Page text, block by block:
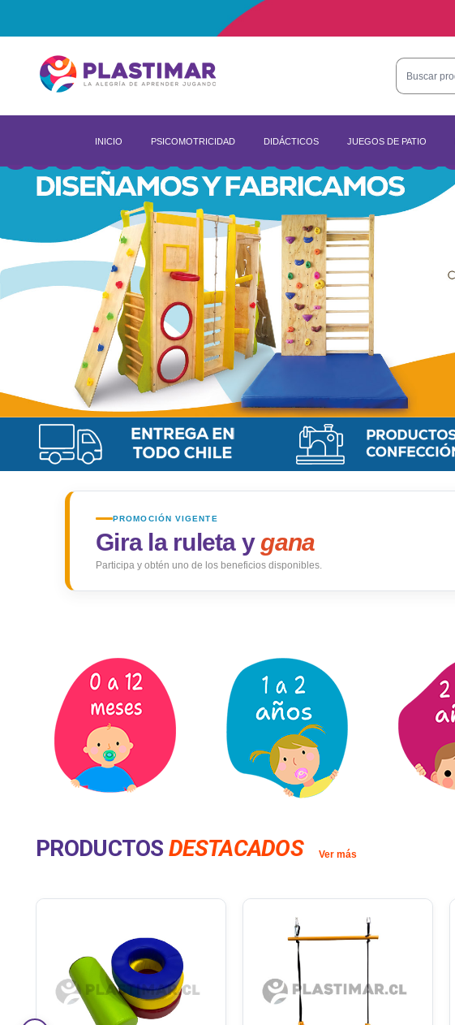
INICIO PSICOMOTRICIDAD DIDÁCTICOS JUEGOS DE PATIO
PROMOCIÓN VIGENTE
Gira la ruleta y gana
Participa y obtén uno de los beneficios disponibles.
PRODUCTOS DESTACADOS Ver más